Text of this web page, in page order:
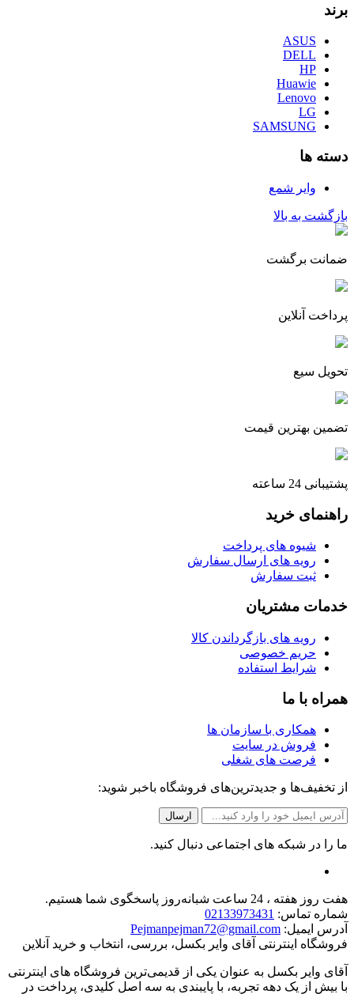
برند
ASUS
DELL
HP
Huawie
Lenovo
LG
SAMSUNG
دسته ها
وایر شمع
بازگشت به بالا
ضمانت برگشت
پرداخت آنلاین
تحویل سیع
تضمین بهترین قیمت
پشتیبانی 24 ساعته
راهنمای خرید
شیوه های پرداخت
رویه های ارسال سفارش
ثبت سفارش
خدمات مشتریان
رویه های بازگرداندن کالا
حریم خصوصی
شرایط استفاده
همراه با ما
همکاری با سازمان ها
فروش در سایت
فرصت های شغلی
از تخفیف‌ها و جدیدترین‌های فروشگاه باخبر شوید:
ما را در شبکه های اجتماعی دنبال کنید.
هفت روز هفته ، 24 ساعت شبانه‌روز پاسخگوی شما هستیم.
شماره تماس: 02133973431
آدرس ایمیل: Pejmanpejman72@gmail.com
فروشگاه اینترنتی آقای وایر بکسل، بررسی، انتخاب و خرید آنلاین
آقای وایر بکسل به عنوان یکی از قدیمی‌ترین فروشگاه های اینترنتی
با بیش از یک دهه تجربه، با پایبندی به سه اصل کلیدی، پرداخت در